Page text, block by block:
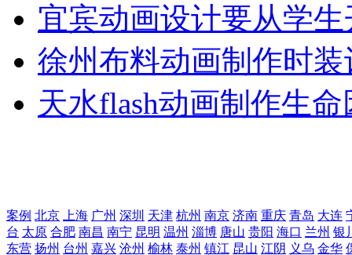
宜宾动画设计要从学
徐州布料动画制作时装
天水flash动画制作生
案例 北京 上海 广州 深圳 天津 杭州 南京 济南 重庆 青岛 大连
台 太原 合肥 南昌 南宁 昆明 温州 淄博 唐山 贵阳 海口 兰州 银
东营 扬州 台州 嘉兴 沧州 榆林 泰州 镇江 昆山 江阴 义乌 金华